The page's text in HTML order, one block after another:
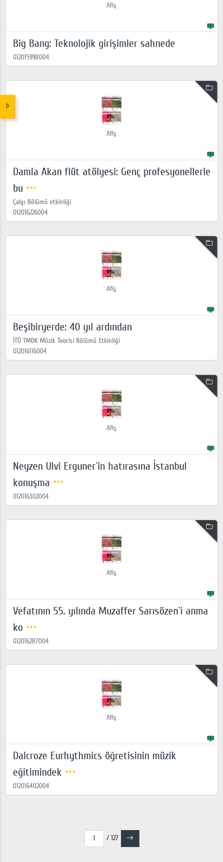
Afiş
Big Bang: Teknolojik girişimler sahnede
012015998004
Afiş
Damla Akan flüt atölyesi: Genç profesyonellerle
bu
Çalgı Bölümü etkinliği
012016226004
Afiş
Beşibiryerde: 40 yıl ardından
İTÜ TMDK Müzik Teorisi Bölümü Etkinliği
012016116004
Afiş
Neyzen Ulvi Erguner`in hatırasına İstanbul
konuşma
012016302004
Afiş
Vefatının 55. yılında Muzaffer Sarısözen`i anma
ko
012016287004
Afiş
Dalcroze Eurhythmics öğretisinin müzik
eğitimindek
012016402004
/ 127